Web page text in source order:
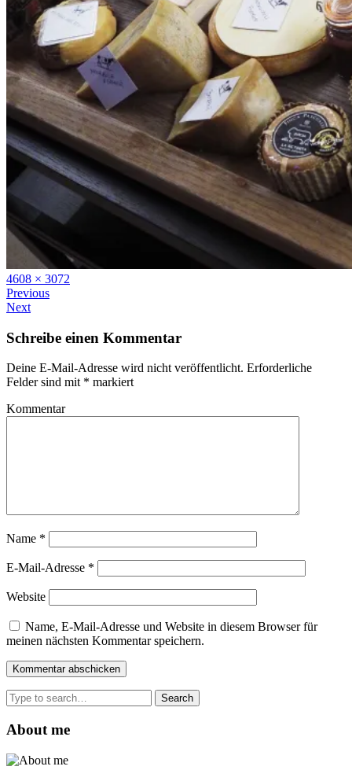
Full
size
4608 × 3072
Previous
Next
Schreibe einen Kommentar
Deine E-Mail-Adresse wird nicht veröffentlicht. Erforderliche
Felder sind mit * markiert
Kommentar
Name *
E-Mail-Adresse *
Website
Name, E-Mail-Adresse und Website in diesem Browser für
meinen nächsten Kommentar speichern.
Search
for:
About me